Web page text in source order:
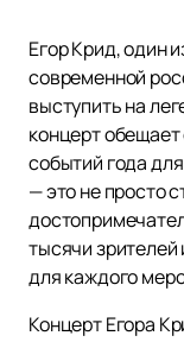
Егор Крид, один
современной
выступить на
концерт
событий года
— это не просто
тысячи
для каждого
Концерт Егора